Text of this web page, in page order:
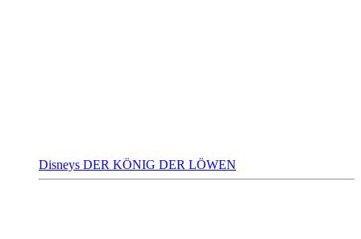
Disneys DER KÖNIG DER LÖWEN